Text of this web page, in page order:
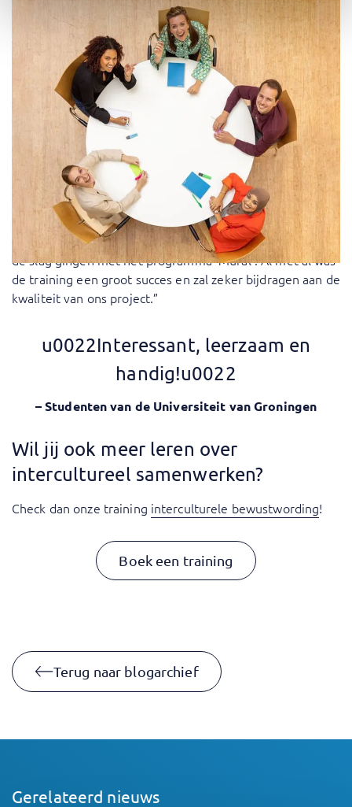
Wegens succes is de workshop herhaald. Dit keer is het
stokje overgedragen aan Mila. Bente Steunenberg, Vice
Chairman en Travel Logistics medewerker bij de
Rijksuniversiteit en het International Business Research
Groningen: “De training die wij bij Capgemini hebben
gevolgd was voornamelijk gefocust op het gestructureerd
samenwerken met andere culturen binnen onze groep en
de cultuurverschillen waar wij tegen aan kunnen lopen in
het buitenland. Ik ben zeer positief over de training.
Ondanks dat de training online was, werd de aandacht
van iedereen goed erbij gehouden. De training had een
goede afwisseling van theorie en praktijk, waarin we aan
de slag gingen met het programma ‘Mural’. Al met al was
de training een groot succes en zal zeker bijdragen aan de
kwaliteit van ons project.”
u0022Interessant, leerzaam en
handig!u0022
– Studenten van de Universiteit van Groningen
Wil jij ook meer leren over
intercultureel samenwerken?
Check dan onze training interculturele bewustwording!
Boek een training
Terug naar blogarchief
Gerelateerd nieuws